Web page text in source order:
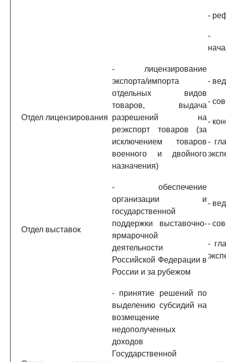
-
-
Отдел лицензирования
- лицензирование
экспорта/импорта
отдельных видов
товаров, выдача
разрешений на
реэкспорт товаров (за
исключением товаров
военного и двойного
назначения)
-
-
-
-
Отдел выставок
- обеспечение
организации и
государственной
поддержки выставочно-
ярмарочной
деятельности
Российской Федерации в
России и за рубежом
-
-
-
- принятие решений по
выделению субсидий на
возмещение
недополученных
доходов
Государственной